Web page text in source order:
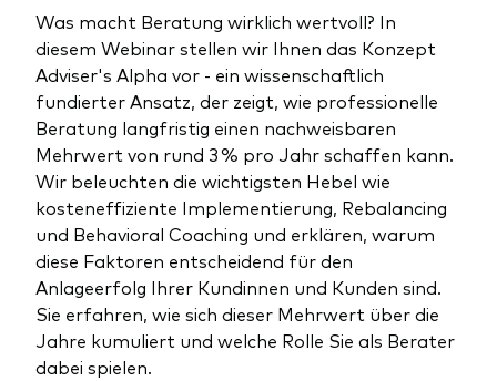
Investieren mit uns
Benchmark-Anbieter
Fondsdokumente und Richtlinien
Vanguard Produkte kaufen
Marktausblick 2026
Index-Exposure-Analyse
Marktkommentare
Ihr Wissenshub: Studien & Analysen
Betrugsprävention
Was macht Beratung wirklich wertvoll? In
diesem Webinar stellen wir Ihnen das Konzept
Adviser's Alpha vor - ein wissenschaftlich
fundierter Ansatz, der zeigt, wie professionelle
Beratung langfristig einen nachweisbaren
Mehrwert von rund 3 % pro Jahr schaffen kann.
Wir beleuchten die wichtigsten Hebel wie
kosteneffiziente Implementierung, Rebalancing
und Behavioral Coaching und erklären, warum
diese Faktoren entscheidend für den
Anlageerfolg Ihrer Kundinnen und Kunden sind.
Sie erfahren, wie sich dieser Mehrwert über die
Jahre kumuliert und welche Rolle Sie als Berater
dabei spielen.